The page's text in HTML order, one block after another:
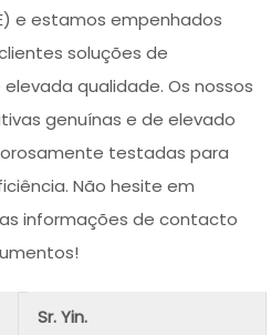
e estamos empenhados
soluções de
qualidade. Os nossos
genuínas e de elevado
testadas para
Não hesite em
informações de contacto
Sr. Yin.